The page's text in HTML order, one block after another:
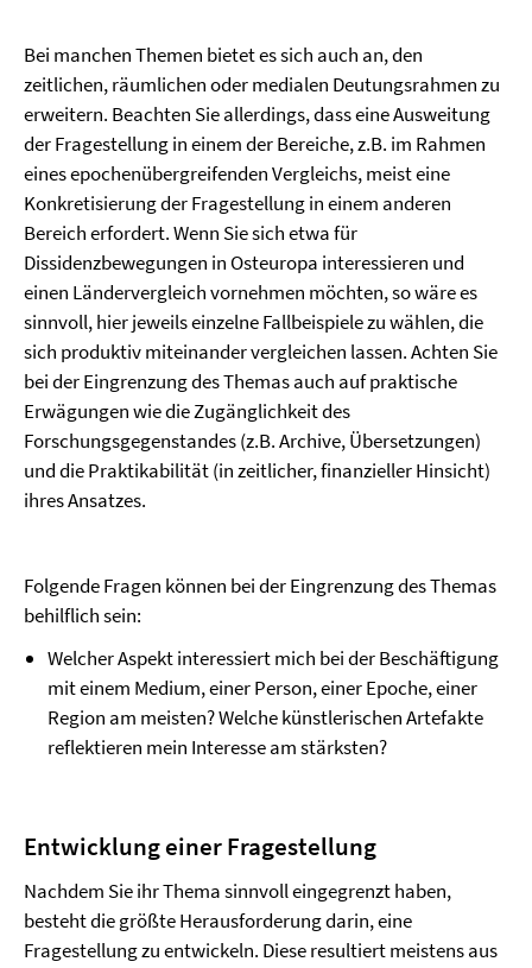
Bei manchen Themen bietet es sich auch an, den
zeitlichen, räumlichen oder medialen Deutungsrahmen zu
erweitern. Beachten Sie allerdings, dass eine Ausweitung
der Fragestellung in einem der Bereiche, z.B. im Rahmen
eines epochenübergreifenden Vergleichs, meist eine
Konkretisierung der Fragestellung in einem anderen
Bereich erfordert. Wenn Sie sich etwa für
Dissidenzbewegungen in Osteuropa interessieren und
einen Ländervergleich vornehmen möchten, so wäre es
sinnvoll, hier jeweils einzelne Fallbeispiele zu wählen, die
sich produktiv miteinander vergleichen lassen. Achten Sie
bei der Eingrenzung des Themas auch auf praktische
Erwägungen wie die Zugänglichkeit des
Forschungsgegenstandes (z.B. Archive, Übersetzungen)
und die Praktikabilität (in zeitlicher, finanzieller Hinsicht)
ihres Ansatzes.
Folgende Fragen können bei der Eingrenzung des Themas
behilflich sein:
Welcher Aspekt interessiert mich bei der Beschäftigung
mit einem Medium, einer Person, einer Epoche, einer
Region am meisten? Welche künstlerischen Artefakte
reflektieren mein Interesse am stärksten?
Entwicklung einer Fragestellung
Nachdem Sie ihr Thema sinnvoll eingegrenzt haben,
besteht die größte Herausforderung darin, eine
Fragestellung zu entwickeln. Diese resultiert meistens aus